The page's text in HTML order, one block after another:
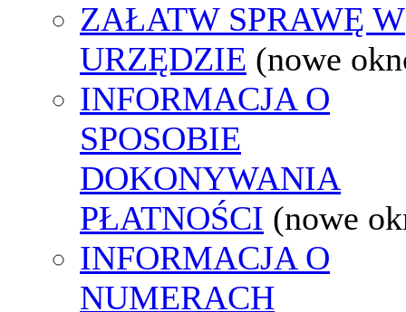
ZAŁATW SPRAWĘ W
URZĘDZIE (nowe
INFORMACJA O
SPOSOBIE
DOKONYWANIA
PŁATNOŚCI (nowe
INFORMACJA O
NUMERACH